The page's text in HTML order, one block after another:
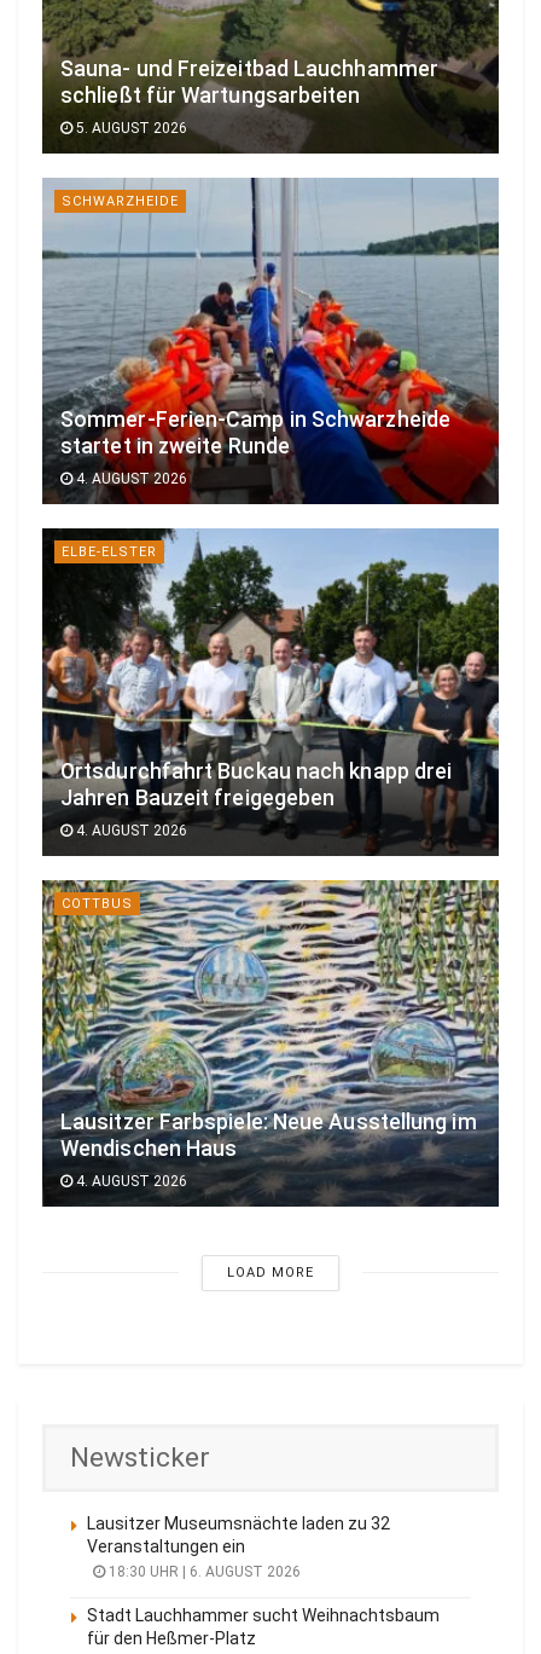
Sauna- und Freizeitbad Lauchhammer
schließt für Wartungsarbeiten
5. AUGUST 2026
SCHWARZHEIDE
Sommer-Ferien-Camp in Schwarzheide
startet in zweite Runde
4. AUGUST 2026
ELBE-ELSTER
Ortsdurchfahrt Buckau nach knapp drei
Jahren Bauzeit freigegeben
4. AUGUST 2026
COTTBUS
Lausitzer Farbspiele: Neue Ausstellung im
Wendischen Haus
4. AUGUST 2026
LOAD MORE
Newsticker
Lausitzer Museumsnächte laden zu 32
Veranstaltungen ein
18:30 UHR | 6. AUGUST 2026
Stadt Lauchhammer sucht Weihnachtsbaum
für den Heßmer-Platz